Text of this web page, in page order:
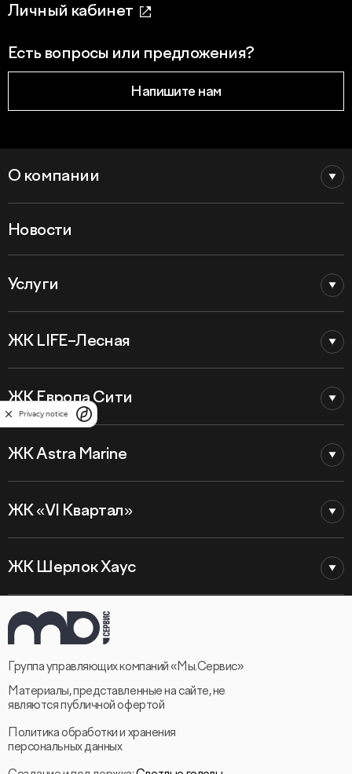
Личный кабинет
Есть вопросы или предложения?
Напишите нам
О компании
Новости
Услуги
ЖК LIFE–Лесная
ЖК Европа Сити
ЖК Astra Marine
ЖК «VI Квартал»
ЖК Шерлок Хаус
Группа управляющих компаний «Мы.Сервис»
Материалы, представленные на сайте, не
являются публичной офертой
Политика обработки и хранения
персональных данных
Privacy notice